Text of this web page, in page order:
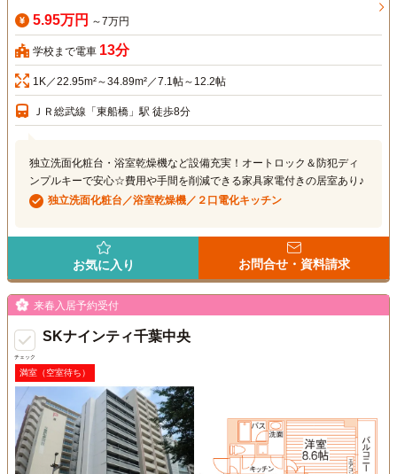
5.95万円 ～7万円
学校まで電車 13分
1K／22.95m²～34.89m²／7.1帖～12.2帖
ＪＲ総武線「東船橋」駅 徒歩8分
独立洗面化粧台・浴室乾燥機など設備充実！オートロック＆防犯ディ
ンプルキーで安心☆費用や手間を削減できる家具家電付きの居室あり♪
独立洗面化粧台／浴室乾燥機／２口電化キッチン
お気に入り お問合せ・資料請求
チェック
来春入居予約受付
SKナインティ千葉中央
満室（空室待ち）